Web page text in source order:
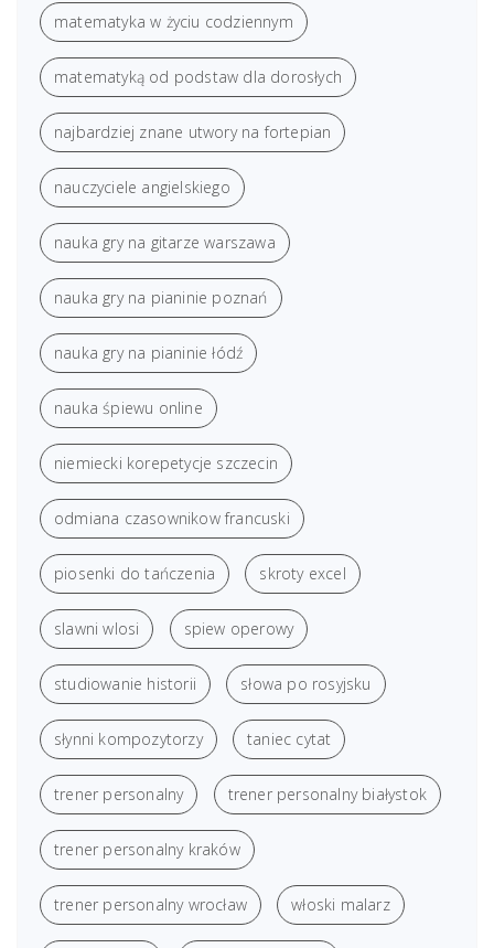
matematyka w życiu codziennym
matematyką od podstaw dla dorosłych
najbardziej znane utwory na fortepian
nauczyciele angielskiego
nauka gry na gitarze warszawa
nauka gry na pianinie poznań
nauka gry na pianinie łódź
nauka śpiewu online
niemiecki korepetycje szczecin
odmiana czasownikow francuski
piosenki do tańczenia skroty excel
slawni wlosi spiew operowy
studiowanie historii słowa po rosyjsku
słynni kompozytorzy taniec cytat
trener personalny trener personalny białystok
trener personalny kraków
trener personalny wrocław włoski malarz